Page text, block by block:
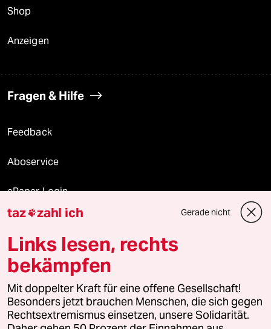
Shop
Anzeigen
Fragen & Hilfe
Feedback
Aboservice
ePaper Login
Downloads für Abonnierende
© 2026 taz Verlags und Vertriebs GmbH
Alle Rechte vorbehalten. Bei rechtlichen Fragen oder für Genehmigungen
wenden Sie sich bitte an
lizenzen@taz.de
taz zahl ich Gerade nicht
Links lesen, rechts
bekämpfen
Mit doppelter Kraft für eine offene Gesellschaft!
Besonders jetzt brauchen Menschen, die sich gegen
Rechtsextremismus einsetzen, unsere Solidarität.